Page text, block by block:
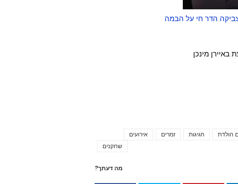
הדר חי על הבמה
אירועים זמרים חגיגות הולדת
שחקנים
מה דעתך?